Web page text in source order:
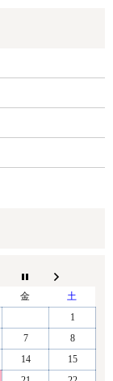
金
土
1
7
8
14
15